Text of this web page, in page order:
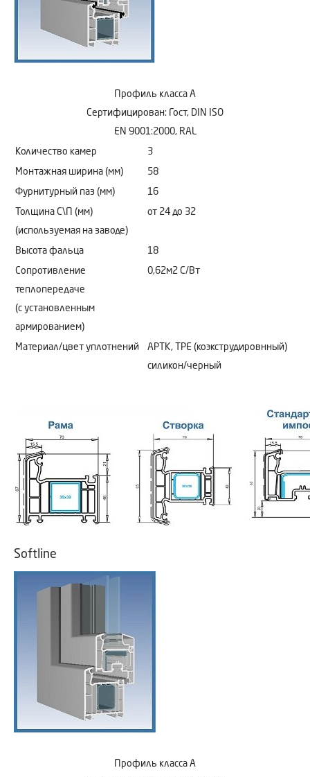
Профиль класса А
Сертифицирован: Гост, DIN ISO
EN 9001:2000, RAL
Количество камер 3
Монтажная ширина (мм) 58
Фурнитурный паз (мм) 16
Толщина С\П (мм)
(используемая на заводе)
от 24 до 32
Высота фальца 18
Сопротивление
теплопередаче
(с установленным
армированием)
0,62м2 C/Bт
Материал/цвет уплотнений
АРТК, ТРЕ (коэкструдировнный)
силикон/черный
Softline
Профиль класса А